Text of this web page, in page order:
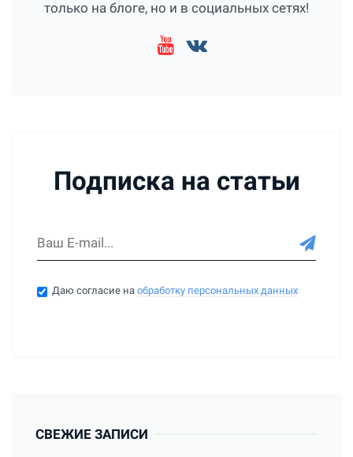
только на блоге, но и в социальных сетях!
Подписка на статьи
Даю согласие наобработку персональных данных
СВЕЖИЕ ЗАПИСИ